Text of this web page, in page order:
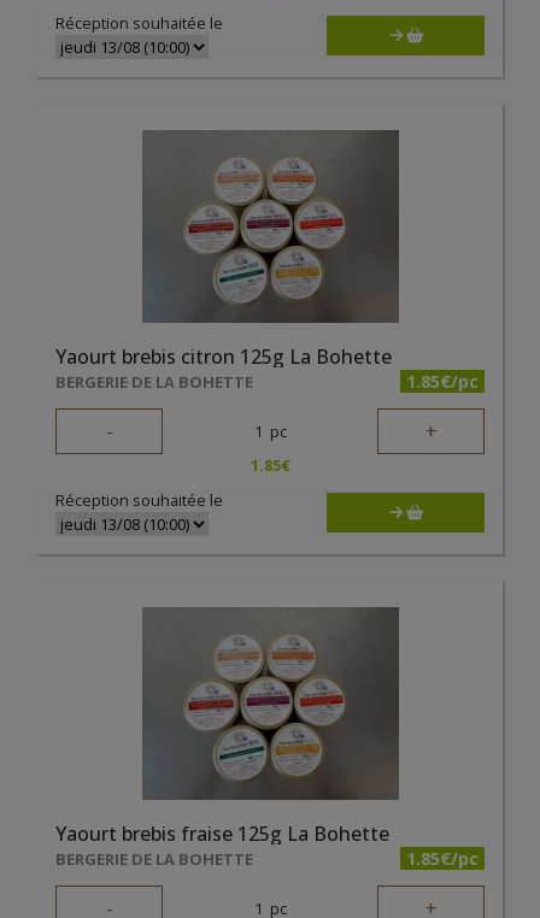
Réception souhaitée le
Yaourt brebis citron 125g La Bohette
BERGERIE DE LA BOHETTE 1.85€/pc
- 1 pc +
1.85€
Réception souhaitée le
Yaourt brebis fraise 125g La Bohette
BERGERIE DE LA BOHETTE 1.85€/pc
- 1 pc +